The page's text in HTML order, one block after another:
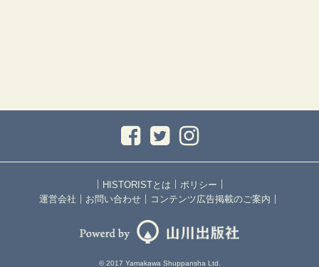
｜ HISTORISTとは ｜ ポリシー ｜
運営会社 ｜ お問い合わせ ｜ コンテンツ広告掲載のご案内 ｜
© 2017 Yamakawa Shuppansha Ltd.